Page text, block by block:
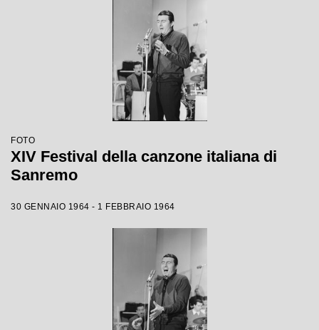
FOTO
XIV Festival della canzone italiana di
Sanremo
30 GENNAIO 1964 - 1 FEBBRAIO 1964